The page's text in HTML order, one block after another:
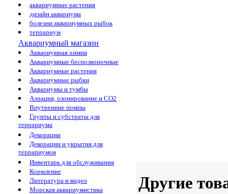
аквариумные растения
дизайн аквариума
болезни аквариумных рыбок
террариум
Аквариумный магазин
Аквариумная химия
Аквариумные беспозвоночные
Аквариумные растения
Аквариумные рыбки
Аквариумы и тумбы
Аэрация, озонирование и CO2
Внутренние помпы
Грунты и субстраты для
террариума
Декорации
Декорации и укрытия для
террариумов
Инвентарь для обслуживания
Кормление
Литература и видео
Морская аквариумистика
Другие